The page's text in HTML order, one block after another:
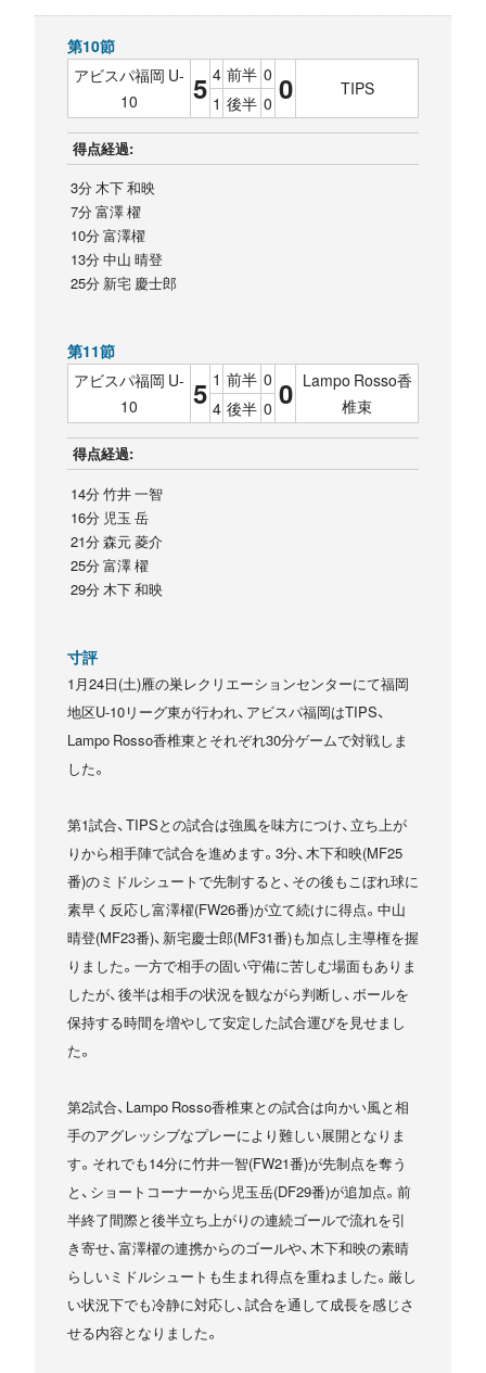
第10節
アビスパ福岡 U-
10
5 4 前半 0 0 TIPS
1 後半 0
得点経過:
3分 木下 和映
7分 富澤 櫂
10分 富澤櫂
13分 中山 晴登
25分 新宅 慶士郎
第11節
アビスパ福岡 U-
10
5 1 前半 0 0 Lampo Rosso香
椎束
4 後半 0
得点経過:
14分 竹井 一智
16分 児玉 岳
21分 森元 菱介
25分 富澤 櫂
29分 木下 和映
寸評
1月24日(土)雁の巣レクリエーションセンターにて福岡
地区U-10リーグ東が行われ、アビスパ福岡はTIPS、
Lampo Rosso香椎東とそれぞれ30分ゲームで対戦しま
した。
第1試合、TIPSとの試合は強風を味方につけ、立ち上が
りから相手陣で試合を進めます。3分、木下和映(MF25
番)のミドルシュートで先制すると、その後もこぼれ球に
素早く反応し富澤櫂(FW26番)が立て続けに得点。中山
晴登(MF23番)、新宅慶士郎(MF31番)も加点し主導権を握
りました。一方で相手の固い守備に苦しむ場面もありま
したが、後半は相手の状況を観ながら判断し、ボールを
保持する時間を増やして安定した試合運びを見せまし
た。
第2試合、Lampo Rosso香椎東との試合は向かい風と相
手のアグレッシブなプレーにより難しい展開となりま
す。それでも14分に竹井一智(FW21番)が先制点を奪う
と、ショートコーナーから児玉岳(DF29番)が追加点。前
半終了間際と後半立ち上がりの連続ゴールで流れを引
き寄せ、富澤櫂の連携からのゴールや、木下和映の素晴
らしいミドルシュートも生まれ得点を重ねました。厳し
い状況下でも冷静に対応し、試合を通して成長を感じさ
せる内容となりました。